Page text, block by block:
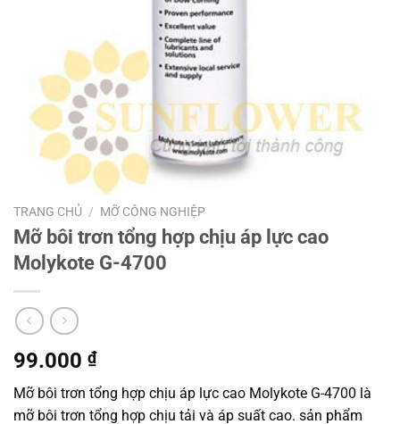
TRANG CHỦ / MỠ CÔNG NGHIỆP
Mỡ bôi trơn tổng hợp chịu áp lực cao
Molykote G-4700
99.000 ₫
Mỡ bôi trơn tổng hợp chịu áp lực cao Molykote G-4700 là
mỡ bôi trơn tổng hợp chịu tải và áp suất cao. sản phẩm